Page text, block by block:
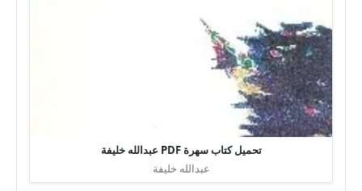
تحميل كتاب سهرة PDF عبدالله خليفة
عبدالله خليفة